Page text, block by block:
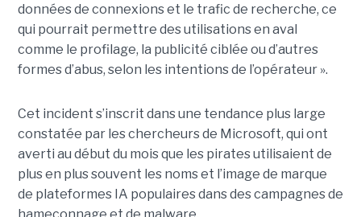
données de connexions et le trafic de recherche, ce
qui pourrait permettre des utilisations en aval
comme le profilage, la publicité ciblée ou d’autres
formes d’abus, selon les intentions de l’opérateur ».
Cet incident s’inscrit dans une tendance plus large
constatée par les chercheurs de Microsoft, qui ont
averti au début du mois que les pirates utilisaient de
plus en plus souvent les noms et l’image de marque
de plateformes IA populaires dans des campagnes de